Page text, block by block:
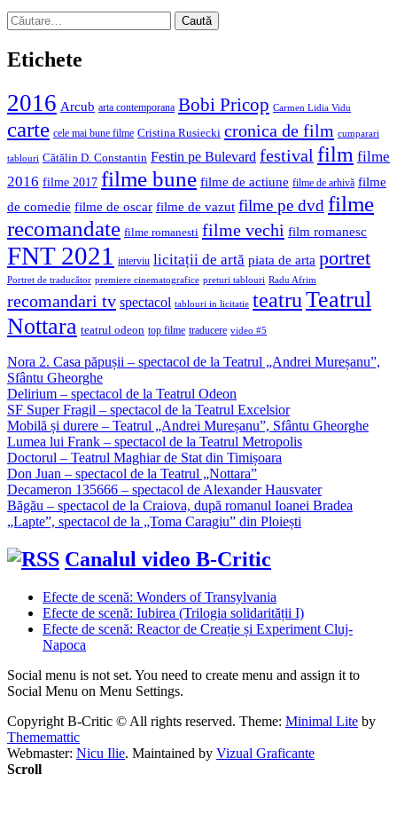
Caută
după:
Etichete
2016 Arcub arta contemporana Bobi Pricop Carmen Lidia Vidu
carte cele mai bune filme Cristina Rusiecki cronica de film cumparari
tablouri Cătălin D. Constantin Festin pe Bulevard festival film filme
2016 filme 2017 filme bune filme de actiune filme de arhivă filme
de comedie filme de oscar filme de vazut filme pe dvd filme
recomandate filme romanesti filme vechi film romanesc
FNT 2021 interviu licitații de artă piata de arta portret
Portret de traducător premiere cinematografice preturi tablouri Radu Afrim
recomandari tv spectacol tablouri in licitatie teatruTeatrul
Nottara teatrul odeon top filme traducere video #5
Nora 2. Casa păpușii – spectacol de la Teatrul „Andrei Mureșanu”,
Sfântu Gheorghe
Delirium – spectacol de la Teatrul Odeon
SF Super Fragil – spectacol de la Teatrul Excelsior
Mobilă și durere – Teatrul „Andrei Mureșanu”, Sfântu Gheorghe
Lumea lui Frank – spectacol de la Teatrul Metropolis
Doctorul – Teatrul Maghiar de Stat din Timișoara
Don Juan – spectacol de la Teatrul „Nottara”
Decameron 135666 – spectacol de Alexander Hausvater
Băgău – spectacol de la Craiova, după romanul Ioanei Bradea
„Lapte”, spectacol de la „Toma Caragiu” din Ploiești
Canalul video B-Critic
Efecte de scenă: Wonders of Transylvania
Efecte de scenă: Iubirea (Trilogia solidarității I)
Efecte de scenă: Reactor de Creație și Experiment Cluj-
Napoca
Social menu is not set. You need to create menu and assign it to
Social Menu on Menu Settings.
Copyright B-Critic © All rights reserved. Theme: Minimal Lite by
Thememattic
Webmaster: Nicu Ilie. Maintained by Vizual Graficante
Scroll